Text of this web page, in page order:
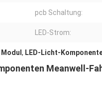
pcb Schaltung:
LED-Strom:
, LED-Licht-
Meanwell-